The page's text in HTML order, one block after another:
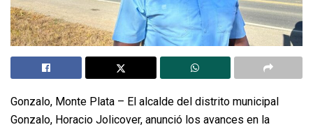
Gonzalo, Monte Plata – El alcalde del distrito municipal
Gonzalo, Horacio Jolicover, anunció los avances en la